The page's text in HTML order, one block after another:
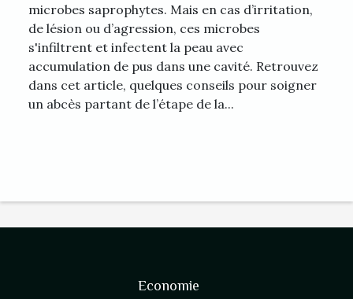
microbes saprophytes. Mais en cas d’irritation,
de lésion ou d’agression, ces microbes
s'infiltrent et infectent la peau avec
accumulation de pus dans une cavité. Retrouvez
dans cet article, quelques conseils pour soigner
un abcès partant de l’étape de la...
Economie